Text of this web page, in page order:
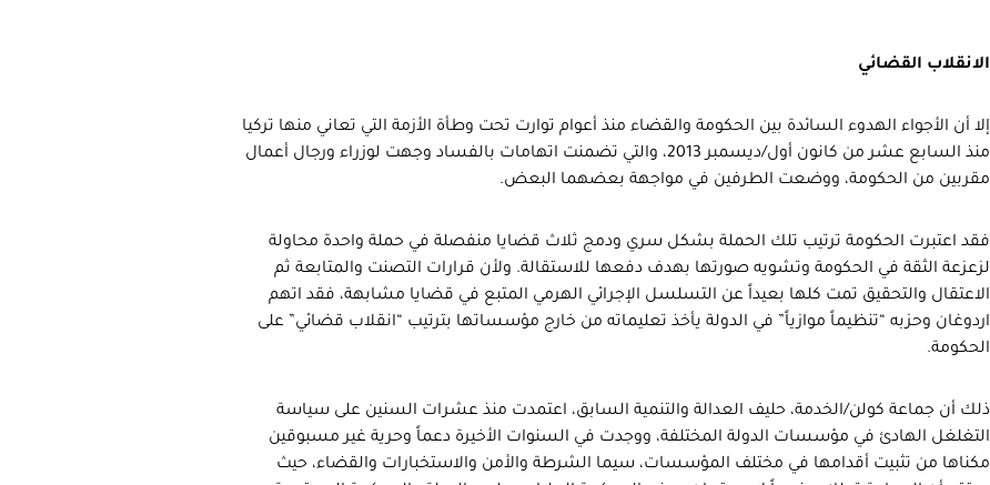
الانقلاب القضائي
إلا أن الأجواء الهدوء السائدة بين الحكومة والقضاء منذ أعوام توارت تحت وطأة الأزمة التي تعاني منها تركيا
منذ السابع عشر من كانون أول/ديسمبر 2013، والتي تضمنت اتهامات بالفساد وجهت لوزراء ورجال أعمال
مقربين من الحكومة، ووضعت الطرفين في مواجهة بعضهما البعض.
فقد اعتبرت الحكومة ترتيب تلك الحملة بشكل سري ودمج ثلاث قضايا منفصلة في حملة واحدة محاولة
لزعزعة الثقة في الحكومة وتشويه صورتها بهدف دفعها للاستقالة. ولأن قرارات التصنت والمتابعة ثم
الاعتقال والتحقيق تمت كلها بعيداً عن التسلسل الإجرائي الهرمي المتبع في قضايا مشابهة، فقد اتهم
اردوغان وحزبه “تنظيماً موازياً” في الدولة يأخذ تعليماته من خارج مؤسساتها بترتيب “انقلاب قضائي” على
الحكومة.
ذلك أن جماعة كولن/الخدمة، حليف العدالة والتنمية السابق، اعتمدت منذ عشرات السنين على سياسة
التغلغل الهادئ في مؤسسات الدولة المختلفة، ووجدت في السنوات الأخيرة دعماً وحرية غير مسبوقين
مكناها من تثبيت أقدامها في مختلف المؤسسات، سيما الشرطة والأمن والاستخبارات والقضاء، حيث